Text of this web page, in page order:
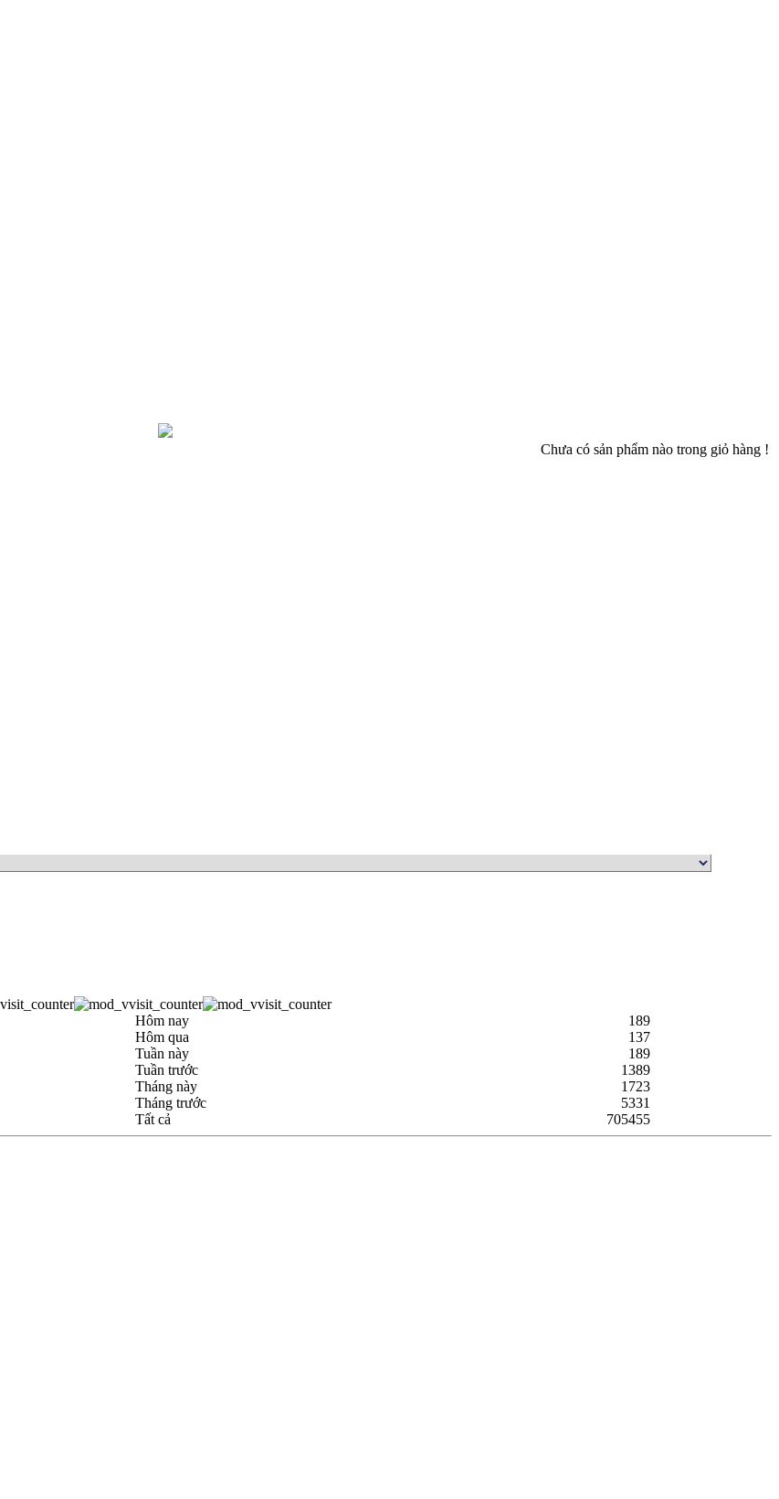
Chưa có sản phẩm nào trong giỏ hàng !
Hôm nay
189
Hôm qua
137
Tuần này
189
Tuần trước
1389
Tháng này
1723
Tháng trước
5331
Tất cả
705455